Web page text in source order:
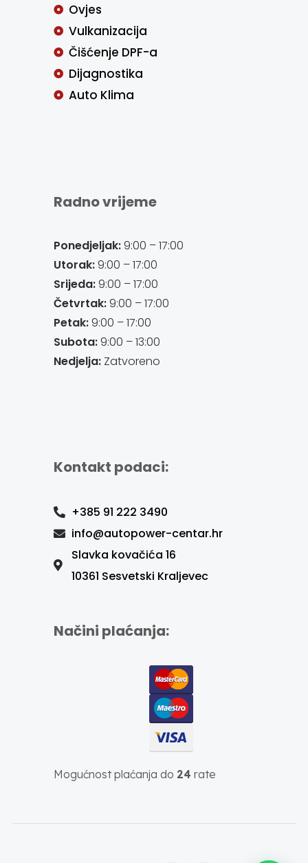
Ovjes
Vulkanizacija
Čišćenje DPF-a
Dijagnostika
Auto Klima
Radno vrijeme
Ponedjeljak:9:00 – 17:00
Utorak:9:00 – 17:00
Srijeda:9:00 – 17:00
Četvrtak:9:00 – 17:00
Petak:9:00 – 17:00
Subota:9:00 – 13:00
Nedjelja:Zatvoreno
Kontakt podaci:
+385 91 222 3490
info@autopower-centar.hr
Slavka kovačića 16
10361 Sesvetski Kraljevec
Načini plaćanja:
Mogućnost plaćanja do 24 rate